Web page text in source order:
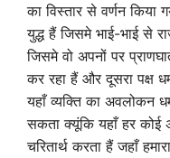
का विस्तार से वर्णन किया
युद्ध हैं जिसमे भाई-भाई से
जिसमे वो अपनों पर
कर रहा हैं और दूसरा पक्ष
यहाँ व्यक्ति का अवलोकन
सकता क्यूंकि यहाँ हर
चरितार्थ करता हैं जहाँ